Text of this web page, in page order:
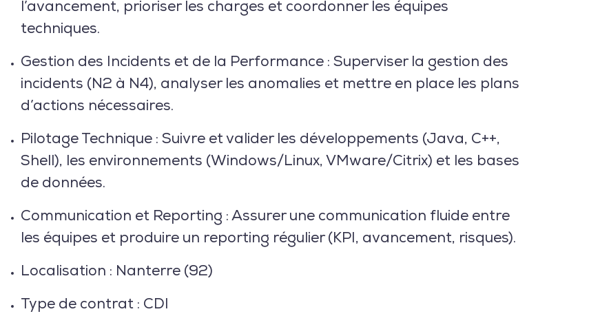
l’avancement, prioriser les charges et coordonner les équipes
techniques.
Gestion des Incidents et de la Performance : Superviser la gestion des
incidents (N2 à N4), analyser les anomalies et mettre en place les plans
d’actions nécessaires.
Pilotage Technique : Suivre et valider les développements (Java, C++,
Shell), les environnements (Windows/Linux, VMware/Citrix) et les bases
de données.
Communication et Reporting : Assurer une communication fluide entre
les équipes et produire un reporting régulier (KPI, avancement, risques).
Localisation : Nanterre (92)
Type de contrat : CDI